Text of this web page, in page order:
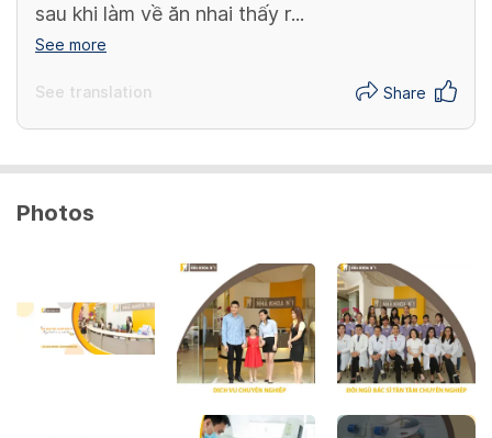
sau khi làm về ăn nhai thấy r...
See more
See translation Share
Photos